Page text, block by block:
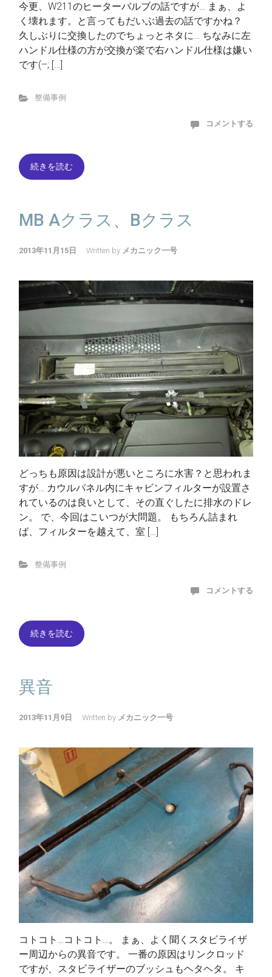
今更、W211のヒーターバルブの話ですが… まぁ、よ
く壊れます。と言ってもだいぶ過去の話ですかね？
久しぶりに交換したのでちょっとネタに… ちなみに左
ハンドル仕様の方が交換が楽で右ハンドル仕様は嫌い
です(–; […]
整備事例
コメントする
続きを読む
MB Aクラス、Bクラス
2013年11月15日 Written by メカニック一号
どっちも原因は設計が悪いところに水害？と思われま
すが… カウルパネル内にキャビンフィルターが設置さ
れているのは良いとして、その直ぐしたに排水のドレ
ン。 で、今回はこいつが大問題。 もちろん詰まれ
ば、フィルターを越えて、室 […]
整備事例
コメントする
続きを読む
異音
2013年11月9日 Written by メカニック一号
コトコト…コトコト…。 まぁ、よく聞くスタビライザ
ー周辺からの異音です。 一番の原因はリンクロッド
ですが、スタビライザーのブッシュもヘタヘタ。 キ